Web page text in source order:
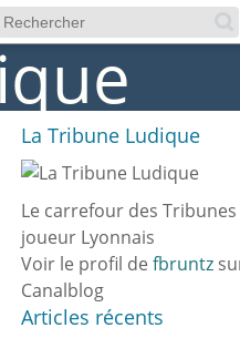
La Tribune Ludique
Le carrefour des
joueur Lyonnais
Voir le profil de fbruntz
Canalblog
Articles récents